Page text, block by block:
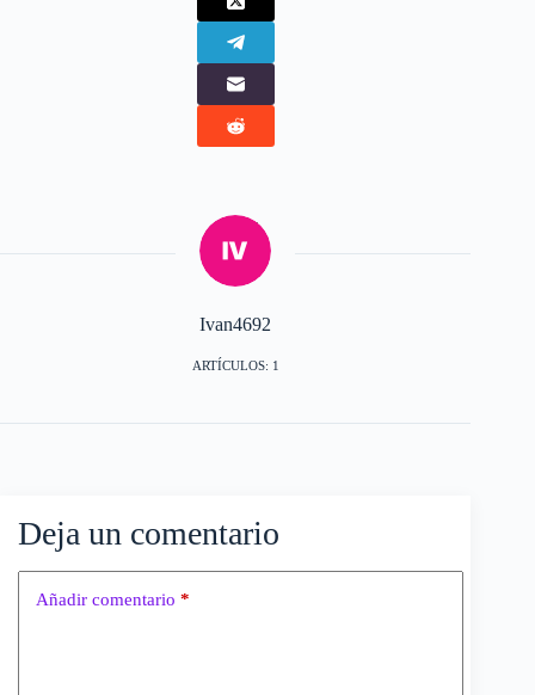
Ivan4692
ARTÍCULOS: 1
Deja un comentario
Añadir comentario *